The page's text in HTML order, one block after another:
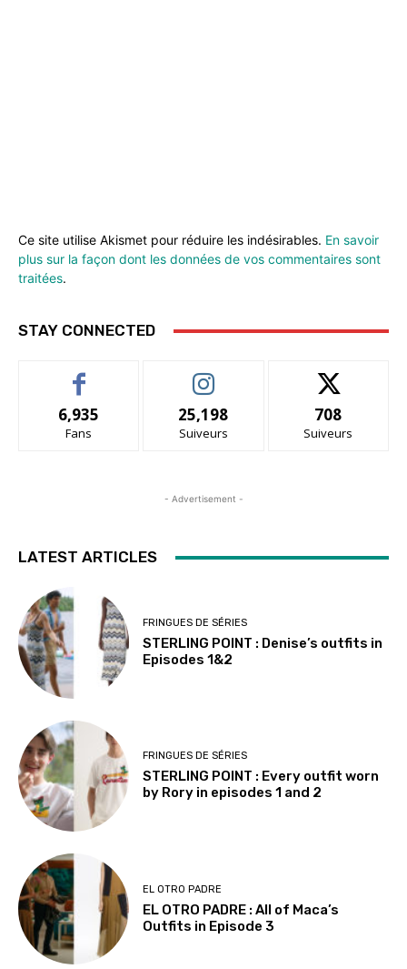
Ce site utilise Akismet pour réduire les indésirables. En savoir
plus sur la façon dont les données de vos commentaires sont
traitées.
STAY CONNECTED
6,935
Fans
25,198
Suiveurs
708
Suiveurs
- Advertisement -
LATEST ARTICLES
FRINGUES DE SÉRIES
STERLING POINT : Denise’s outfits in
Episodes 1&2
FRINGUES DE SÉRIES
STERLING POINT : Every outfit worn
by Rory in episodes 1 and 2
EL OTRO PADRE
EL OTRO PADRE : All of Maca’s
Outfits in Episode 3